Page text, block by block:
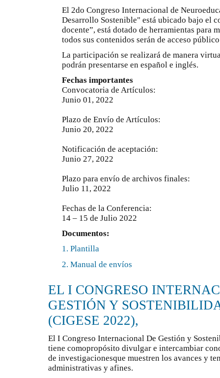
El 2do Congreso Internacional de
Desarrollo Sostenible" está ubicado bajo el
docente”, está dotado de herramientas para
todos sus contenidos serán de acceso
La participación se realizará de manera
podrán presentarse en español e inglés.
Fechas importantes
Convocatoria de Artículos:
Junio 01, 2022
Plazo de Envío de Artículos:
Junio 20, 2022
Notificación de aceptación:
Junio 27, 2022
Plazo para envío de archivos finales:
Julio 11, 2022
Fechas de la Conferencia:
14 – 15 de Julio 2022
Documentos:
1. Plantilla
2. Manual de envíos
EL I CONGRESO
GESTIÓN Y
(CIGESE 2022),
El I Congreso Internacional De Gestión y
tiene comopropósito divulgar e intercambiar
de investigacionesque muestren los avances y
administrativas y afines.